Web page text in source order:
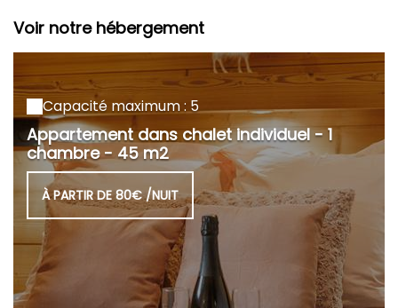
Voir notre hébergement
Capacité maximum : 5
Appartement dans chalet individuel - 1
chambre - 45 m2
À PARTIR DE 80€ /NUIT